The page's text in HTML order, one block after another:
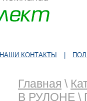
НАШИ КОНТАКТЫ
Главная \
В РУЛОНЕ \